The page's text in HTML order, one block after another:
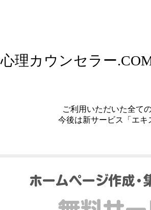
心理カウンセラー
ご利用いただいた全て
今後は新サービス「エ